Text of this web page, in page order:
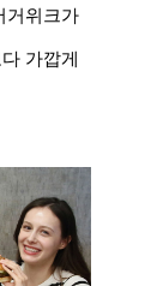
거위크가
가깝게